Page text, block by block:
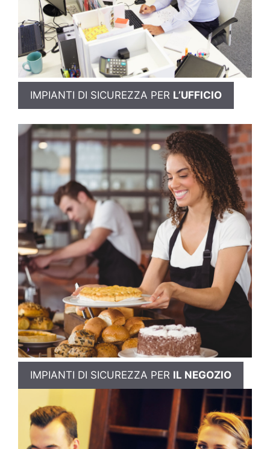
IMPIANTI DI SICUREZZA PER L’UFFICIO
IMPIANTI DI SICUREZZA PER IL NEGOZIO